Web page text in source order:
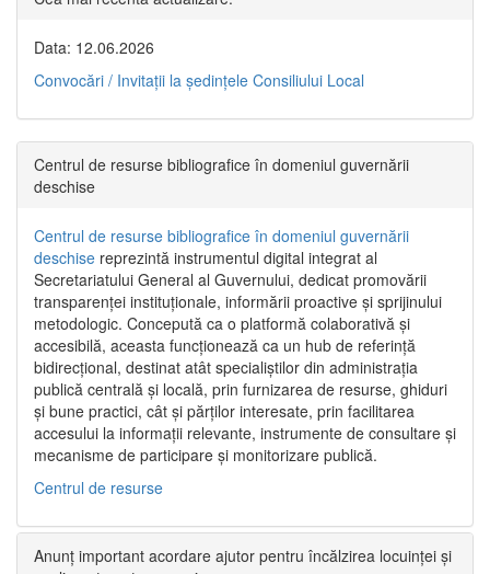
Data: 12.06.2026
Convocări / Invitaţii la şedinţele Consiliului Local
Centrul de resurse bibliografice în domeniul guvernării
deschise
Centrul de resurse bibliografice în domeniul guvernării
deschise reprezintă instrumentul digital integrat al
Secretariatului General al Guvernului, dedicat promovării
transparenței instituționale, informării proactive și sprijinului
metodologic. Concepută ca o platformă colaborativă și
accesibilă, aceasta funcționează ca un hub de referință
bidirecțional, destinat atât specialiștilor din administrația
publică centrală și locală, prin furnizarea de resurse, ghiduri
și bune practici, cât și părților interesate, prin facilitarea
accesului la informații relevante, instrumente de consultare și
mecanisme de participare și monitorizare publică.
Centrul de resurse
Anunț important acordare ajutor pentru încălzirea locuinței și